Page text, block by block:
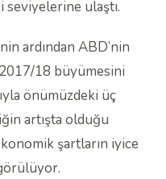
seviyelerine ulaştı.
ardından ABD’nin
2017/18 büyümesini
önümüzdeki üç
artışta olduğu
şartların iyice